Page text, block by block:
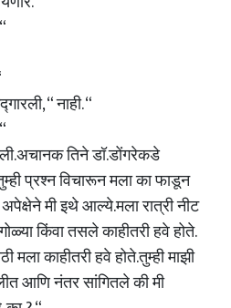
“ नाही. “
तिने डॉ.डोंगरेकडे
प्रश्न विचारून मला का फाडून
मी इथे आल्ये.मला रात्री नीट
किंवा तसले काहीतरी हवे होते.
मला काहीतरी हवे होते.तुम्ही माझी
आणि नंतर सांगितले की मी